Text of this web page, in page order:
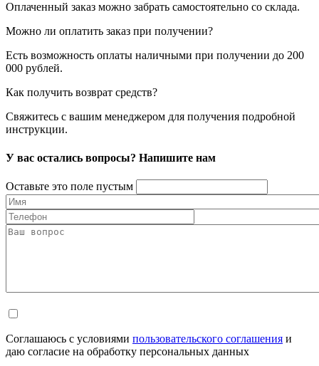
Оплаченный заказ можно забрать самостоятельно со склада.
Можно ли оплатить заказ при получении?
Есть возможность оплаты наличными при получении до 200
000 рублей.
Как получить возврат средств?
Свяжитесь с вашим менеджером для получения подробной
инструкции.
У вас остались вопросы? Напишите нам
Оставьте это поле пустым
Соглашаюсь с условиями пользовательского соглашения и
даю согласие на обработку персональных данных